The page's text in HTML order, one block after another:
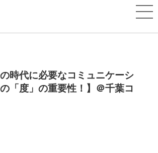
時代に必要なコミュニケーシ
「度」の重要性！】＠千葉コ